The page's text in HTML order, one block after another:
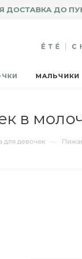
ДОСТАВКА ДО
МАЛЬЧИКИ
в
для девочек —